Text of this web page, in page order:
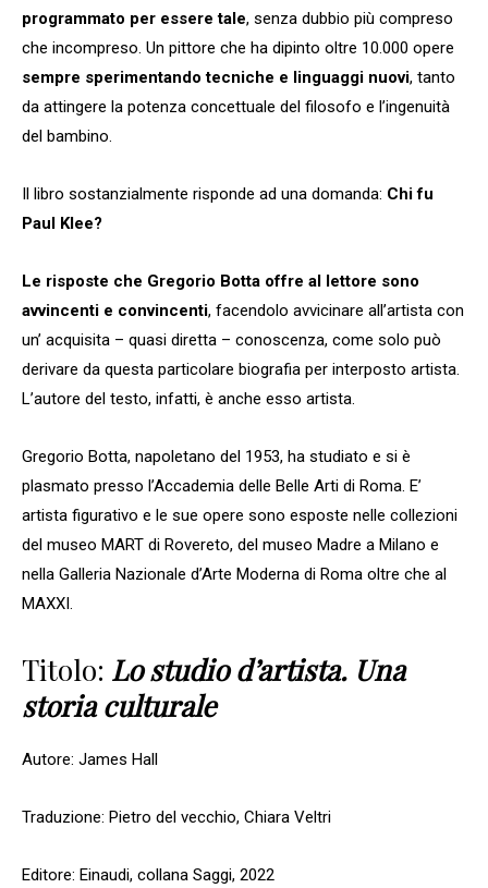
programmato per essere tale, senza dubbio più compreso
che incompreso. Un pittore che ha dipinto oltre 10.000 opere
sempre sperimentando tecniche e linguaggi nuovi, tanto
da attingere la potenza concettuale del filosofo e l’ingenuità
del bambino.
Il libro sostanzialmente risponde ad una domanda: Chi fu
Paul Klee?
Le risposte che Gregorio Botta offre al lettore sono
avvincenti e convincenti, facendolo avvicinare all’artista con
un’ acquisita – quasi diretta – conoscenza, come solo può
derivare da questa particolare biografia per interposto artista.
L’autore del testo, infatti, è anche esso artista.
Gregorio Botta, napoletano del 1953, ha studiato e si è
plasmato presso l’Accademia delle Belle Arti di Roma. E’
artista figurativo e le sue opere sono esposte nelle collezioni
del museo MART di Rovereto, del museo Madre a Milano e
nella Galleria Nazionale d’Arte Moderna di Roma oltre che al
MAXXI.
Titolo: Lo studio d’artista. Una
storia culturale
Autore: James Hall
Traduzione: Pietro del vecchio, Chiara Veltri
Editore: Einaudi, collana Saggi, 2022